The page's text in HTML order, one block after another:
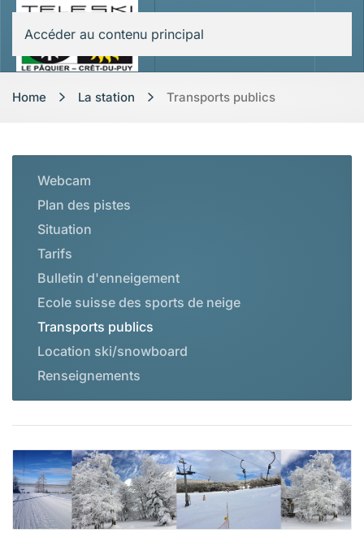
Accéder au contenu principal
Home La station Transports publics
Webcam
Plan des pistes
Situation
Tarifs
Bulletin d'enneigement
Ecole suisse des sports de neige
Transports publics
Location ski/snowboard
Renseignements